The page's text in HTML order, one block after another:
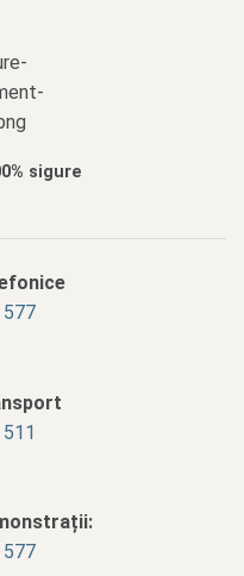
sigure